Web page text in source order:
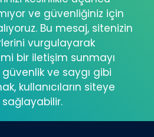
ve güvenliğiniz için
Bu mesaj, sitenizin
vurgulayarak
bir iletişim sunmayı
ve saygı gibi
kullanıcıların siteye
sağlayabilir.